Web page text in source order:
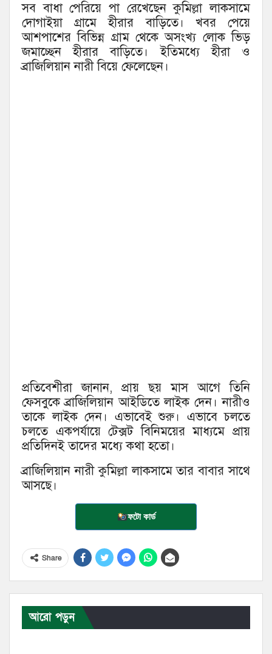
সব বাধা পেরিয়ে পা রেখেছেন কুমিল্লা লাকসামে
দোগাইয়া গ্রামে হীরার বাড়িতে। খবর পেয়ে
আশপাশের বিভিন্ন গ্রাম থেকে অসংখ্য লোক ভিড়
জমাচ্ছেন হীরার বাড়িতে। ইতিমধ্যে হীরা ও
ব্রাজিলিয়ান নারী বিয়ে ফেলেছেন।
প্রতিবেশীরা জানান, প্রায় ছয় মাস আগে তিনি
ফেসবুকে ব্রাজিলিয়ান আইডিতে লাইক দেন। নারীও
তাকে লাইক দেন। এভাবেই শুরু। এভাবে চলতে
চলতে একপর্যায়ে টেক্সট বিনিময়ের মাধ্যমে প্রায়
প্রতিদিনই তাদের মধ্যে কথা হতো।
ব্রাজিলিয়ান নারী কুমিল্লা লাকসামে তার বাবার সাথে
আসছে।
ফটো কার্ড
Share
আরো পড়ুন